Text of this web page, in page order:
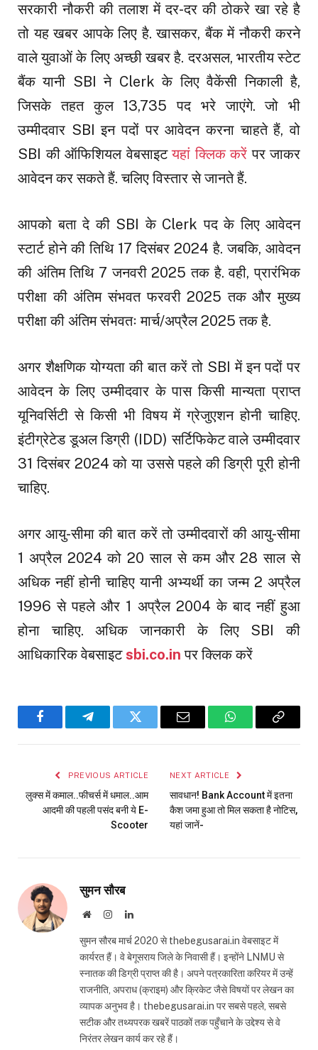
सरकारी नौकरी की तलाश में दर-दर की ठोकरे खा रहे है
तो यह खबर आपके लिए है. खासकर, बैंक में नौकरी करने
वाले युवाओं के लिए अच्छी खबर है. दरअसल, भारतीय स्टेट
बैंक यानी SBI ने Clerk के लिए वैकेंसी निकाली है,
जिसके तहत कुल 13,735 पद भरे जाएंगे. जो भी
उम्मीदवार SBI इन पदों पर आवेदन करना चाहते हैं, वो
SBI की ऑफिशियल वेबसाइटयहां क्लिक करेंपर जाकर
आवेदन कर सकते हैं. चलिए विस्तार से जानते हैं.
आपको बता दे की SBI के Clerk पद के लिए आवेदन
स्टार्ट होने की तिथि 17 दिसंबर 2024 है. जबकि, आवेदन
की अंतिम तिथि 7 जनवरी 2025 तक है. वही, प्रारंभिक
परीक्षा की अंतिम संभवत फरवरी 2025 तक और मुख्य
परीक्षा की अंतिम संभवतः मार्च/अप्रैल 2025 तक है.
अगर शैक्षणिक योग्यता की बात करें तो SBI में इन पदों पर
आवेदन के लिए उम्मीदवार के पास किसी मान्यता प्राप्त
यूनिवर्सिटी से किसी भी विषय में ग्रेजुएशन होनी चाहिए.
इंटीग्रेटेड डूअल डिग्री (IDD) सर्टिफिकेट वाले उम्मीदवार
31 दिसंबर 2024 को या उससे पहले की डिग्री पूरी होनी
चाहिए.
अगर आयु-सीमा की बात करें तो उम्मीदवारों की आयु-सीमा
1 अप्रैल 2024 को 20 साल से कम और 28 साल से
अधिक नहीं होनी चाहिए यानी अभ्यर्थी का जन्म 2 अप्रैल
1996 से पहले और 1 अप्रैल 2004 के बाद नहीं हुआ
होना चाहिए. अधिक जानकारी के लिए SBI की
आधिकारिक वेबसाइटsbi.co.in पर क्लिक करें
FacebookTelegramTwitter Email WhatsAppCopy
PREVIOUS ARTICLE
लुक्स में कमाल..फीचर्स में धमाल..आम
आदमी की पहली पसंद बनी ये E-
Scooter
NEXT ARTICLE
सावधान! Bank Account में इतना
कैश जमा हुआ तो मिल सकता है नोटिस,
यहां जानें-
सुमन सौरब
WebsiteInstagramLinkedIn
सुमन सौरब मार्च 2020 से thebegusarai.in वेबसाइट में
कार्यरत हैं। वे बेगूसराय जिले के निवासी हैं। इन्होंने LNMU से
स्नातक की डिग्री प्राप्त की है। अपने पत्रकारिता करियर में उन्हें
राजनीति, अपराध (क्राइम) और क्रिकेट जैसे विषयों पर लेखन का
व्यापक अनुभव है। thebegusarai.in पर सबसे पहले, सबसे
सटीक और तथ्यपरक खबरें पाठकों तक पहुँचाने के उद्देश्य से वे
निरंतर लेखन कार्य कर रहे हैं।